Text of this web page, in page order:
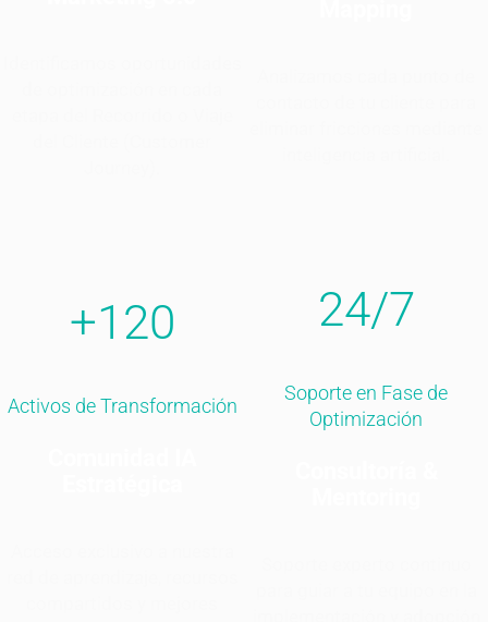
+120
Activos de Transformación
24/7
Soporte en Fase de
Optimización